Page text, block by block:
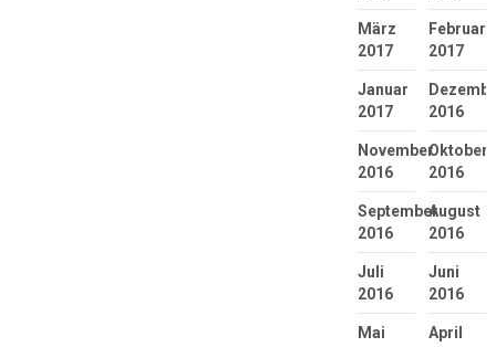
März
2017
Februar
2017
Januar
2017
2016
November
2016
Oktober
2016
September
2016
August
2016
Juli
2016
Juni
2016
Mai
April